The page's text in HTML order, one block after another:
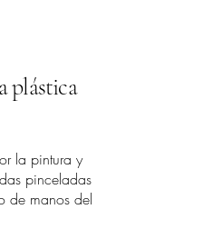
plástica
la pintura y
pinceladas
de manos del